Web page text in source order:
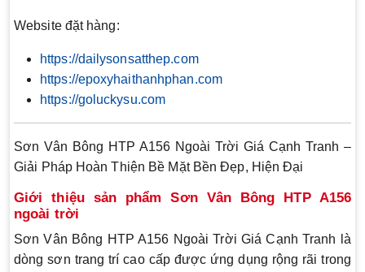
Website đặt hàng:
https://dailysonsatthep.com
https://epoxyhaithanhphan.com
https://goluckysu.com
Sơn Vân Bông HTP A156 Ngoài Trời Giá Cạnh Tranh –
Giải Pháp Hoàn Thiện Bề Mặt Bền Đẹp, Hiện Đại
Giới thiệu sản phẩm Sơn Vân Bông HTP A156
ngoài trời
Sơn Vân Bông HTP A156 Ngoài Trời Giá Cạnh Tranh là
dòng sơn trang trí cao cấp được ứng dụng rộng rãi trong